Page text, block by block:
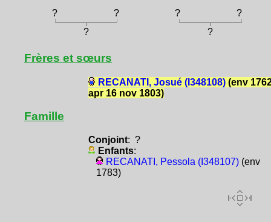
? ? ?
?
?
?
Frères et sœurs
RECANATI, Josué (I348108)(env
apr 16 nov 1803)
Famille
Conjoint: ?
Enfants:
RECANATI, Pessola (I348107)(env
1783)